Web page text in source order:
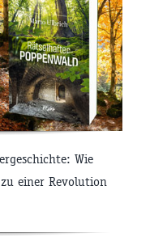
Wie
einer Revolution